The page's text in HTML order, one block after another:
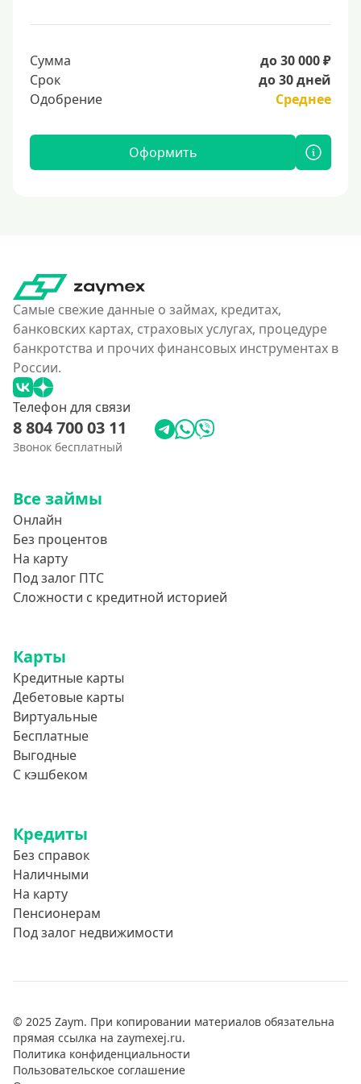
Сумма
до 30 000 ₽
Срок
до 30 дней
Одобрение
Среднее
Оформить
Самые свежие данные о займах, кредитах,
банковских картах, страховых услугах, процедуре
банкротства и прочих финансовых инструментах в
России.
Телефон для связи
8 804 700 03 11
Звонок бесплатный
Все займы
Онлайн
Без процентов
На карту
Под залог ПТС
Сложности с кредитной историей
Карты
Кредитные карты
Дебетовые карты
Виртуальные
Бесплатные
Выгодные
С кэшбеком
Кредиты
Без справок
Наличными
На карту
Пенсионерам
Под залог недвижимости
© 2025 Zaym. При копировании материалов обязательна
прямая ссылка на zaymexej.ru.
Политика конфиденциальности
Пользовательское соглашение